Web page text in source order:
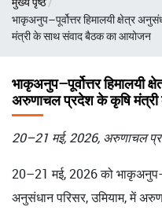
चिन्ह
भाकृअनुप–पूर्वोत्तर हिमालयी क्षेत्र
मंत्री के साथ संवाद बैठक का आयोजन
भाकृअनुप–पूर्वोत्तर हिमालयी
अरुणाचल प्रदेश के कृषि
20–21 मई, 2026, अरुणाचल
20–21 मई, 2026 को
अनुसंधान परिसर, उमियाम, में